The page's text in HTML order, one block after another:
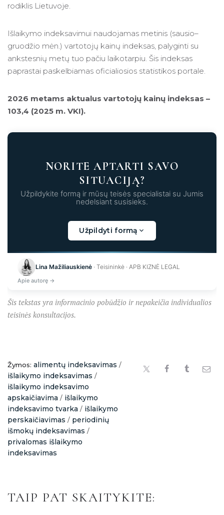
rodiklis Lietuvoje.
Išlaikymo indeksavimui naudojamas metinis (sausio–
gruodžio mėn.) vartotojų kainų indeksas, palyginti su
ankstesnių metų tuo pačiu laikotarpiu. Šis indeksas
paprastai paskelbiamas oficialiosios statistikos portale.
2026 metams aktualus vartotojų kainų indeksas –
103,4 (2025 m. VKI).
NORITE APTARTI SAVO
SITUACIJĄ?
Užpildykite formą ir mūsų teisės specialistai su Jumis
nedelsiant susisieks.
Užpildyti formą
Kraunama...
Lina Mažiliauskienė · Teisininkė · APB KIZNĖ LEGAL
Apie autorę →
Šis tekstas yra informacinio pobūdžio ir nepakeičia individualios
teisinės konsultacijos.
Žymos: alimentų indeksavimas /
išlaikymo indeksavimas /
išlaikymo indeksavimo
apskaičiavima / išlaikymo
indeksavimo tvarka / išlaikymo
perskaičiavimas / periodinių
išmokų indeksavimas /
privalomas išlaikymo
indeksavimas
TAIP PAT SKAITYKITE: